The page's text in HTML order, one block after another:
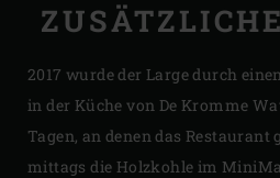
2017 wurde der Large durch
in der Küche von De Kromme
Tagen, an denen das
mittags die Holzkohle im